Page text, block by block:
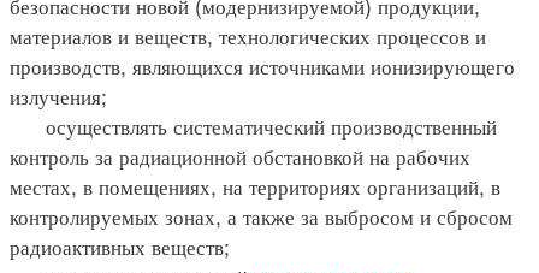
материалов и веществ, технологических процессов и
производств, являющихся источниками ионизирующего
излучения;
осуществлять систематический производственный
контроль за радиационной обстановкой на рабочих
местах, в помещениях, на территориях организаций, в
контролируемых зонах, а также за выбросом и сбросом
радиоактивных веществ;